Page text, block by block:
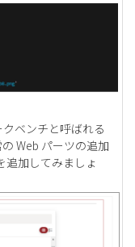
ベンチと呼ばれる
Web パーツの追加
追加してみましょ